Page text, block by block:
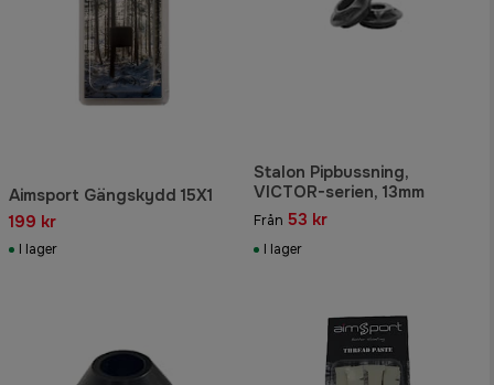
Aimsport Gängskydd 15X1
199 kr
I lager
Stalon Pipbussning,
VICTOR-serien, 13mm
Från 53 kr
I lager